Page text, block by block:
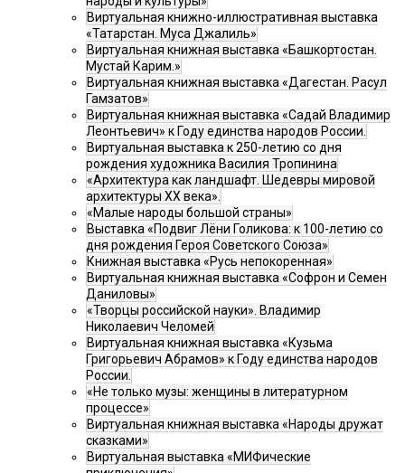
Виртуальная книжно-иллюстративная выставка
«Татарстан. Муса Джалиль»
Виртуальная книжная выставка «Башкортостан.
Мустай Карим.»
Виртуальная книжная выставка «Дагестан. Расул
Гамзатов»
Виртуальная книжная выставка «Садай Владимир
Леонтьевич» к Году единства народов России.
Виртуальная выставка к 250-летию со дня
рождения художника Василия Тропинина
«Архитектура как ландшафт. Шедевры мировой
архитектуры XX века».
«Малые народы большой страны»
Выставка «Подвиг Лёни Голикова: к 100-летию со
дня рождения Героя Советского Союза»
Книжная выставка «Русь непокоренная»
Виртуальная книжная выставка «Софрон и Семен
Даниловы»
«Творцы российской науки». Владимир
Николаевич Челомей
Виртуальная книжная выставка «Кузьма
Григорьевич Абрамов» к Году единства народов
России.
«Не только музы: женщины в литературном
процессе»
Виртуальная книжная выставка «Народы дружат
сказками»
Виртуальная выставка «МИФические